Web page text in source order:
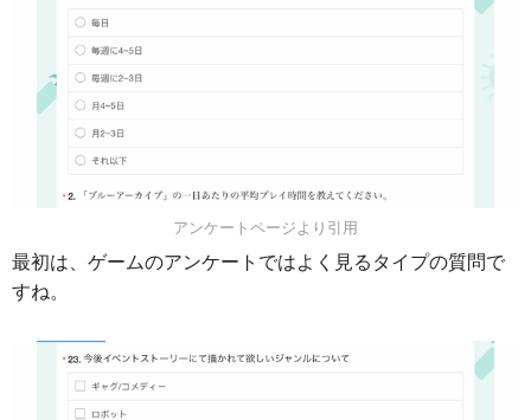
アンケートページより引用
最初は、ゲームのアンケートではよく見るタイプの質問で
すね。